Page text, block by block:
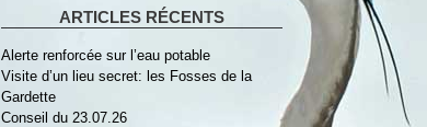
ARTICLES RÉCENTS
Alerte renforcée sur l’eau potable
Visite d’un lieu secret: les Fosses de la
Gardette
Conseil du 23.07.26